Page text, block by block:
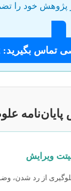
خود را
09356661302
از رد شدن،